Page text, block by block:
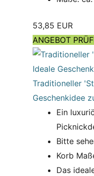
53,85 EUR
ANGEBOT
Traditioneller
Geschenkidee
Ein
Bitte
Korb
Das